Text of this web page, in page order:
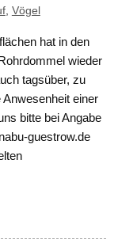
, Vögel
hat in den
wieder
tagsüber, zu
einer
bitte bei Angabe
guestrow.de